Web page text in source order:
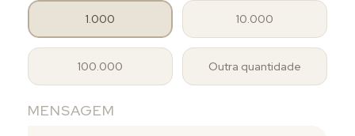
1.000 10.000
100.000 Outra quantidade
MENSAGEM